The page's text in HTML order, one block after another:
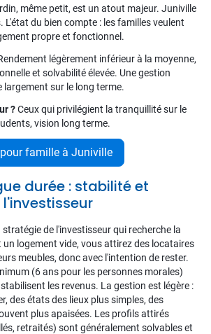
même petit, est un atout majeur. Juniville
L'état du bien compte : les familles veulent
propre et fonctionnel.
légèrement inférieur à la moyenne,
et solvabilité élevée. Une gestion
largement sur le long terme.
?Ceux qui privilégient la tranquillité sur le
vision long terme.
famille à Juniville
durée : stabilité et
de l'investisseur qui recherche la
logement vide, vous attirez des locataires
meubles, donc avec l'intention de rester.
(6 ans pour les personnes morales)
les revenus. La gestion est légère :
des états des lieux plus simples, des
plus apaisées. Les profils attirés
retraités) sont généralement solvables et